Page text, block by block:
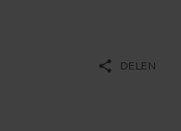
share DELEN